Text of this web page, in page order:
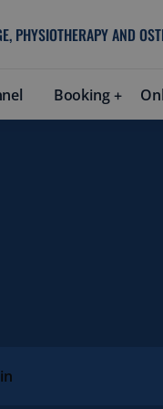
PHYSIOTHERAPY AND
Booking